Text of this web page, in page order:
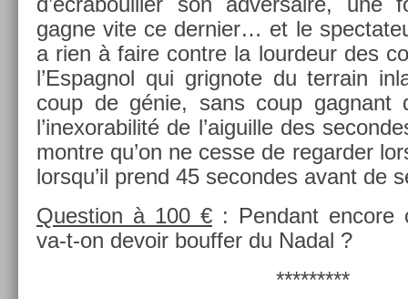
gagne vite ce de­rni­er… et le
a rien à faire con­tre la lour­deur des
l’Es­pagnol qui grig­note du ter­rain
coup de génie, sans coup gag­nant
l’inexorabilité de l’aiguil­le des
montre qu’on ne cesse de re­gard­er
lorsqu’il prend 45 secon­des avant de
Ques­tion à 100 € : Pen­dant en­core
va-t-on de­voir bouff­er du Nadal ?
*********